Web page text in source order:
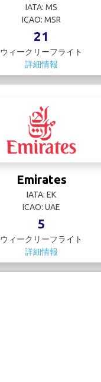
IATA: MS
ICAO: MSR
21
ウィークリーフライト
詳細情報
Emirates
IATA: EK
ICAO: UAE
5
ウィークリーフライト
詳細情報